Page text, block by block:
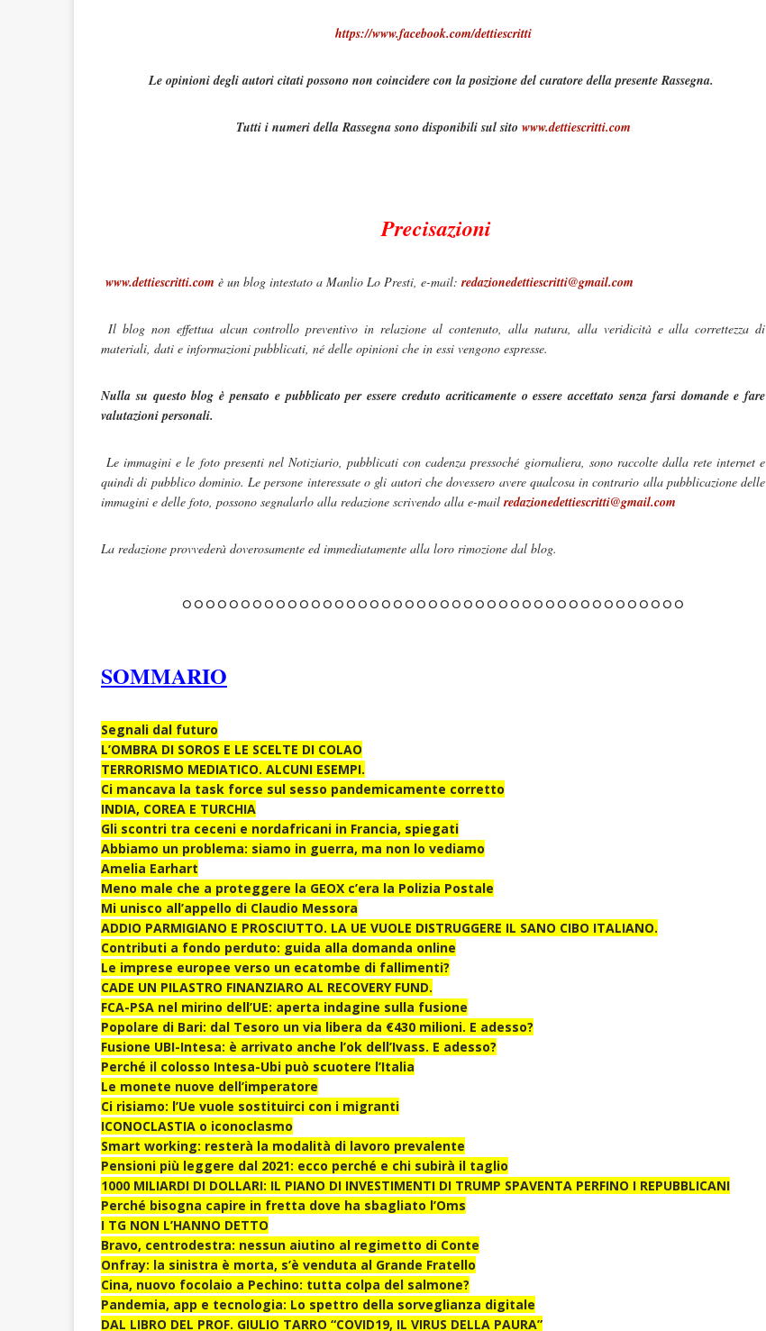
https://www.facebook.com/dettiescritti
Le opinioni degli autori citati possono non coincidere con la posizione del curatore della presente Rassegna.
Tutti i numeri della Rassegna sono disponibili sul sito www.dettiescritti.com
Precisazioni
www.dettiescritti.com è un blog intestato a Manlio Lo Presti, e-mail: redazionedettiescritti@gmail.com
Il blog non effettua alcun controllo preventivo in relazione al contenuto, alla natura, alla veridicità e alla correttezza di
materiali, dati e informazioni pubblicati, né delle opinioni che in essi vengono espresse.
Nulla su questo blog è pensato e pubblicato per essere creduto acriticamente o essere accettato senza farsi domande e fare
valutazioni personali.
Le immagini e le foto presenti nel Notiziario, pubblicati con cadenza pressoché giornaliera, sono raccolte dalla rete internet e
quindi di pubblico dominio. Le persone interessate o gli autori che dovessero avere qualcosa in contrario alla pubblicazione delle
immagini e delle foto, possono segnalarlo alla redazione scrivendo alla e-mail redazionedettiescritti@gmail.com
La redazione provvederà doverosamente ed immediatamente alla loro rimozione dal blog.
°°°°°°°°°°°°°°°°°°°°°°°°°°°°°°°°°°°°°°°°°°°
SOMMARIO
Segnali dal futuro
L’OMBRA DI SOROS E LE SCELTE DI COLAO
TERRORISMO MEDIATICO. ALCUNI ESEMPI.
Ci mancava la task force sul sesso pandemicamente corretto
INDIA, COREA E TURCHIA
Gli scontri tra ceceni e nordafricani in Francia, spiegati
Abbiamo un problema: siamo in guerra, ma non lo vediamo
Amelia Earhart
Meno male che a proteggere la GEOX c’era la Polizia Postale
Mi unisco all’appello di Claudio Messora
ADDIO PARMIGIANO E PROSCIUTTO. LA UE VUOLE DISTRUGGERE IL SANO CIBO ITALIANO.
Contributi a fondo perduto: guida alla domanda online
Le imprese europee verso un ecatombe di fallimenti?
CADE UN PILASTRO FINANZIARO AL RECOVERY FUND.
FCA-PSA nel mirino dell’UE: aperta indagine sulla fusione
Popolare di Bari: dal Tesoro un via libera da €430 milioni. E adesso?
Fusione UBI-Intesa: è arrivato anche l’ok dell’Ivass. E adesso?
Perché il colosso Intesa-Ubi può scuotere l’Italia
Le monete nuove dell’imperatore
Ci risiamo: l’Ue vuole sostituirci con i migranti
ICONOCLASTIA o iconoclasmo
Smart working: resterà la modalità di lavoro prevalente
Pensioni più leggere dal 2021: ecco perché e chi subirà il taglio
1000 MILIARDI DI DOLLARI: IL PIANO DI INVESTIMENTI DI TRUMP SPAVENTA PERFINO I REPUBBLICANI
Perché bisogna capire in fretta dove ha sbagliato l’Oms
I TG NON L’HANNO DETTO
Bravo, centrodestra: nessun aiutino al regimetto di Conte
Onfray: la sinistra è morta, s’è venduta al Grande Fratello
Cina, nuovo focolaio a Pechino: tutta colpa del salmone?
Pandemia, app e tecnologia: Lo spettro della sorveglianza digitale
DAL LIBRO DEL PROF. GIULIO TARRO “COVID19, IL VIRUS DELLA PAURA”